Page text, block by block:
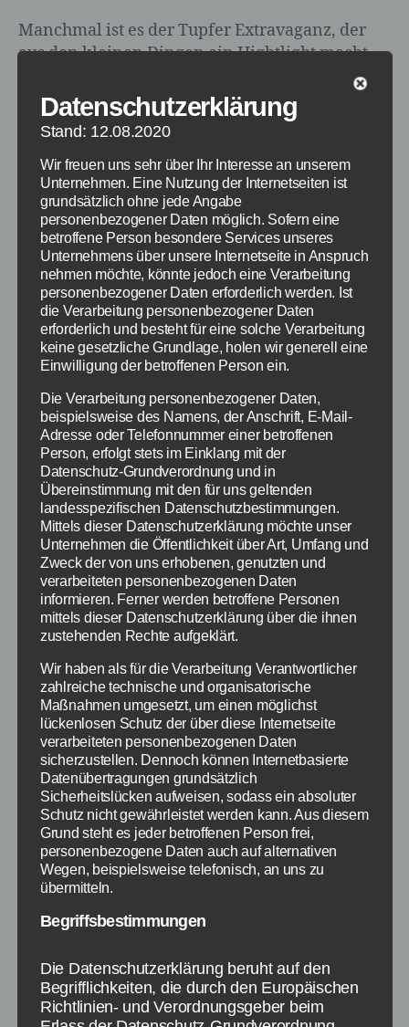
Manchmal ist es der Tupfer Extravaganz, der
aus den kleinen Dingen ein Hightlight macht,
das nicht jeder hat. Kosmetik ist zum Beispiel so
eine Sache. Produkte von den Hausmarken aus
den Drogerien haben die meisten.
können. Fehlt nur die dritte Kategorie:
Diejenigen, die wissen, wo man etwas
herbekommt, […]
Schlagwörter
Empfehlung,Shopping,Styling,Geschenkidee,
Beauty
Kategorien
TIPPS & TRICKS FÜR FRAUEN
App Empfehlung: Zu gut
für die Tonne
Beitragsautor
Vonredaktion Veröffentlichungsdatum
30. Dezember 2013
Durch die digitalen Kochbücher im Internet
probieren mehr und mehr neue Kreationen
selbst aus. Das Rezept gibt vor, was wir
brauchen und das wird eingekauft. Doch wie
wäre es einmal damit: Du bekommst ein Rezept
für die Zutaten, die du schon hast. Reste kochen
mit der praktischen App Die „Zu gut für die
Tonne“ App […]
Schlagwörter
App,Ernährung,Empfehlung,Ratgeber, Essen,
Kochen
Strauss Innovation: 20
Datenschutzerklärung
Stand: 12.08.2020
Wir freuen uns sehr über Ihr Interesse an unserem
Unternehmen. Eine Nutzung der Internetseiten ist
grundsätzlich ohne jede Angabe
personenbezogener Daten möglich. Sofern eine
betroffene Person besondere Services unseres
Unternehmens über unsere Internetseite in Anspruch
nehmen möchte, könnte jedoch eine Verarbeitung
personenbezogener Daten erforderlich werden. Ist
die Verarbeitung personenbezogener Daten
erforderlich und besteht für eine solche Verarbeitung
keine gesetzliche Grundlage, holen wir generell eine
Einwilligung der betroffenen Person ein.
Die Verarbeitung personenbezogener Daten,
beispielsweise des Namens, der Anschrift, E-Mail-
Adresse oder Telefonnummer einer betroffenen
Person, erfolgt stets im Einklang mit der
Datenschutz-Grundverordnung und in
Übereinstimmung mit den für uns geltenden
landesspezifischen Datenschutzbestimmungen.
Mittels dieser Datenschutzerklärung möchte unser
Unternehmen die Öffentlichkeit über Art, Umfang und
Zweck der von uns erhobenen, genutzten und
verarbeiteten personenbezogenen Daten
informieren. Ferner werden betroffene Personen
mittels dieser Datenschutzerklärung über die ihnen
zustehenden Rechte aufgeklärt.
Wir haben als für die Verarbeitung Verantwortlicher
zahlreiche technische und organisatorische
Maßnahmen umgesetzt, um einen möglichst
lückenlosen Schutz der über diese Internetseite
verarbeiteten personenbezogenen Daten
sicherzustellen. Dennoch können Internetbasierte
Datenübertragungen grundsätzlich
Sicherheitslücken aufweisen, sodass ein absoluter
Schutz nicht gewährleistet werden kann. Aus diesem
Grund steht es jeder betroffenen Person frei,
personenbezogene Daten auch auf alternativen
Wegen, beispielsweise telefonisch, an uns zu
übermitteln.
Begriffsbestimmungen
Die Datenschutzerklärung beruht auf den
Begrifflichkeiten, die durch den Europäischen
Richtlinien- und Verordnungsgeber beim